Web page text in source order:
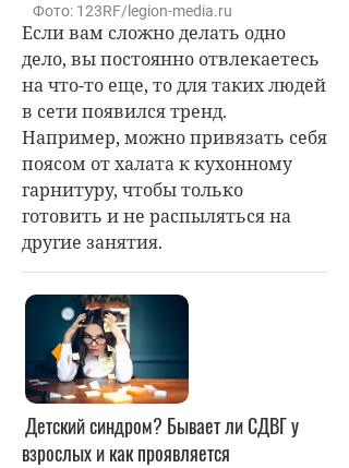
Фото: 123RF/legion-media.ru
Если вам сложно делать одно
дело, вы постоянно отвлекаетесь
на что-то еще, то для таких людей
в сети появился тренд.
Например, можно привязать себя
поясом от халата к кухонному
гарнитуру, чтобы только
готовить и не распыляться на
другие занятия.
Детский синдром? Бывает ли СДВГ у
взрослых и как проявляется